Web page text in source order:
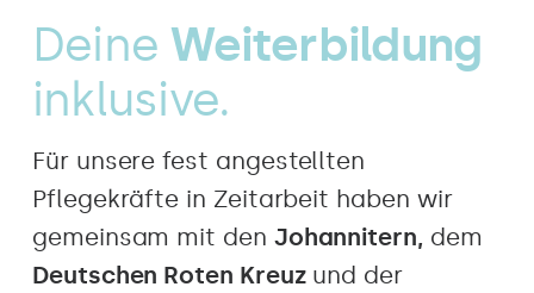
DeineWeiterbildung
inklusive.
Für unsere fest angestellten
Pflegekräfte in Zeitarbeit haben wir
gemeinsam mit den Johannitern, dem
Deutschen Roten Kreuzund der